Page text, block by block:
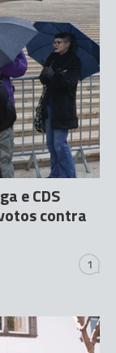
e CDS
contra
1